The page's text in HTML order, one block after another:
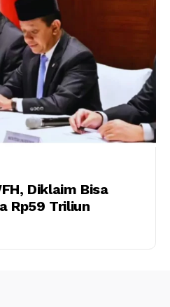
Diklaim Bisa
Rp59 Triliun